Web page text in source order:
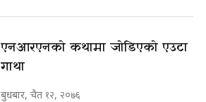
एनआरएनको कथामा जोडिएको एउटा
गाथा
बुधबार, चैत १२, २०७६